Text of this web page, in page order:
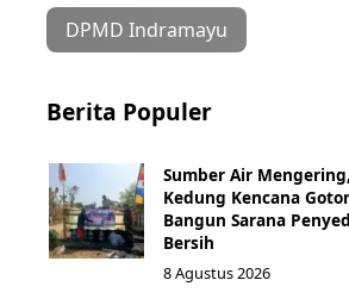
DPMD Indramayu
Berita Populer
Sumber Air
Kedung Kencana
Bangun Sarana
Bersih
8 Agustus 2026